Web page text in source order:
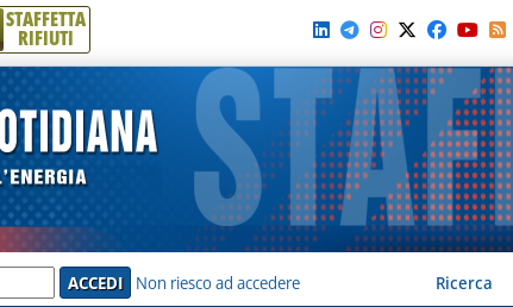
STAFFETTA
RIFIUTI
Non riesco ad accedere Ricerca